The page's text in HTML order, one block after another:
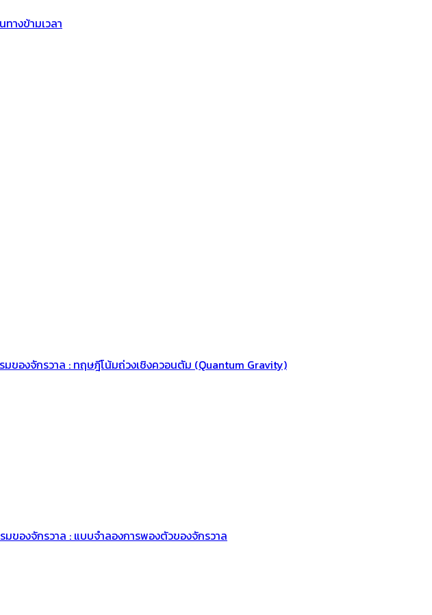
างข้ามเวลา
ของจักรวาล : ทฤษฎีโน้มถ่วงเชิงควอนตัม (Quantum Gravity)
ของจักรวาล : แบบจำลองการพองตัวของจักรวาล